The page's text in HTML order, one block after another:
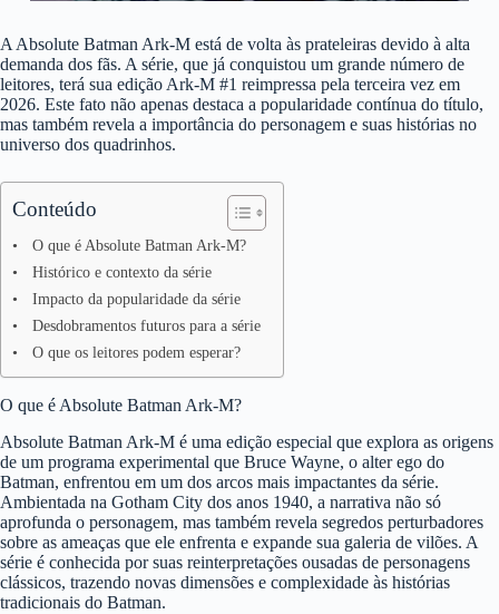
A Absolute Batman Ark-M está de volta às prateleiras devido à alta
demanda dos fãs. A série, que já conquistou um grande número de
leitores, terá sua edição Ark-M #1 reimpressa pela terceira vez em
2026. Este fato não apenas destaca a popularidade contínua do título,
mas também revela a importância do personagem e suas histórias no
universo dos quadrinhos.
Conteúdo
O que é Absolute Batman Ark-M?
Histórico e contexto da série
Impacto da popularidade da série
Desdobramentos futuros para a série
O que os leitores podem esperar?
O que é Absolute Batman Ark-M?
Absolute Batman Ark-M é uma edição especial que explora as origens
de um programa experimental que Bruce Wayne, o alter ego do
Batman, enfrentou em um dos arcos mais impactantes da série.
Ambientada na Gotham City dos anos 1940, a narrativa não só
aprofunda o personagem, mas também revela segredos perturbadores
sobre as ameaças que ele enfrenta e expande sua galeria de vilões. A
série é conhecida por suas reinterpretações ousadas de personagens
clássicos, trazendo novas dimensões e complexidade às histórias
tradicionais do Batman.